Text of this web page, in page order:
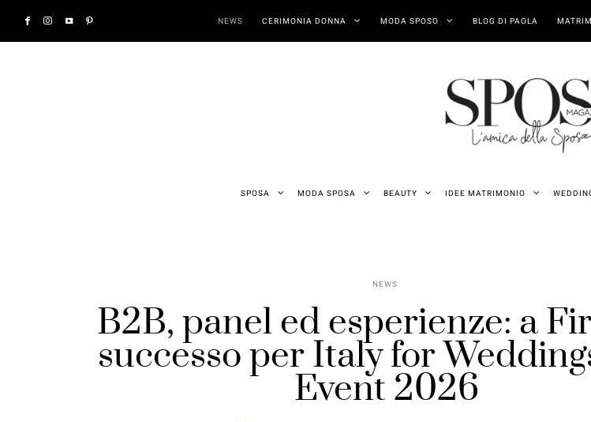
NEWS CERIMONIA DONNA MODA SPOSO BLOG DI PAOLA
SPOSA MODA SPOSA BEAUTY IDEE MATRIMONIO
NEWS
B2B, panel ed esperienze: a
successo per Italy for
Event 2026